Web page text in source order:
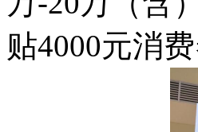
贴4000元消